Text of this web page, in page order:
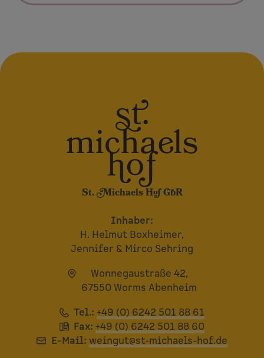
St. Michaels Hof GbR
Inhaber:
H. Helmut Boxheimer,
Jennifer & Mirco Sehring
Wonnegaustraße 42,
67550 Worms Abenheim
Tel.: +49 (0) 6242 501 88 61
Fax: +49 (0) 6242 501 88 60
E-Mail: weingut@st-michaels-hof.de